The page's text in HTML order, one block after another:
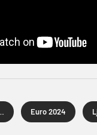
reprezentacija Euro 2024